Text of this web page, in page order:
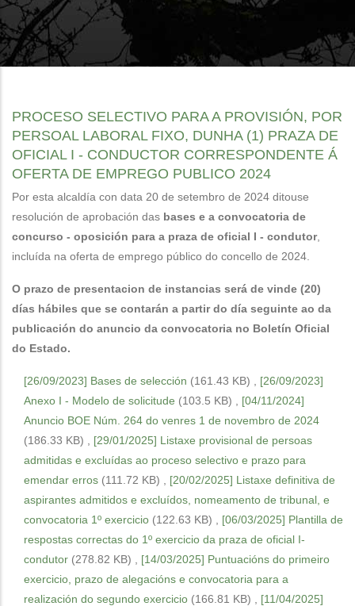
PROCESO SELECTIVO PARA A PROVISIÓN, POR
PERSOAL LABORAL FIXO, DUNHA (1) PRAZA DE
OFICIAL I - CONDUCTOR CORRESPONDENTE Á
OFERTA DE EMPREGO PUBLICO 2024
Por esta alcaldía con data 20 de setembro de 2024 ditouse
resolución de aprobación das bases e a convocatoria de
concurso - oposición para a praza de oficial I - condutor,
incluída na oferta de emprego público do concello de 2024.
O prazo de presentacion de instancias será de vinde (20)
días hábiles que se contarán a partir do día seguinte ao da
publicación do anuncio da convocatoria no Boletín Oficial
do Estado.
[26/09/2023] Bases de selección (161.43 KB)
[26/09/2023]
Anexo I - Modelo de solicitude (103.5 KB)
[04/11/2024]
Anuncio BOE Núm. 264 do venres 1 de novembro de 2024
(186.33 KB)
[29/01/2025] Listaxe provisional de persoas
admitidas e excluídas ao proceso selectivo e prazo para
emendar erros (111.72 KB)
[20/02/2025] Listaxe definitiva de
aspirantes admitidos e excluídos, nomeamento de tribunal, e
convocatoria 1º exercicio (122.63 KB)
[06/03/2025] Plantilla de
respostas correctas do 1º exercicio da praza de oficial I-
condutor (278.82 KB)
[14/03/2025] Puntuacións do primeiro
exercicio, prazo de alegacións e convocatoria para a
realización do segundo exercicio (166.81 KB)
[11/04/2025]